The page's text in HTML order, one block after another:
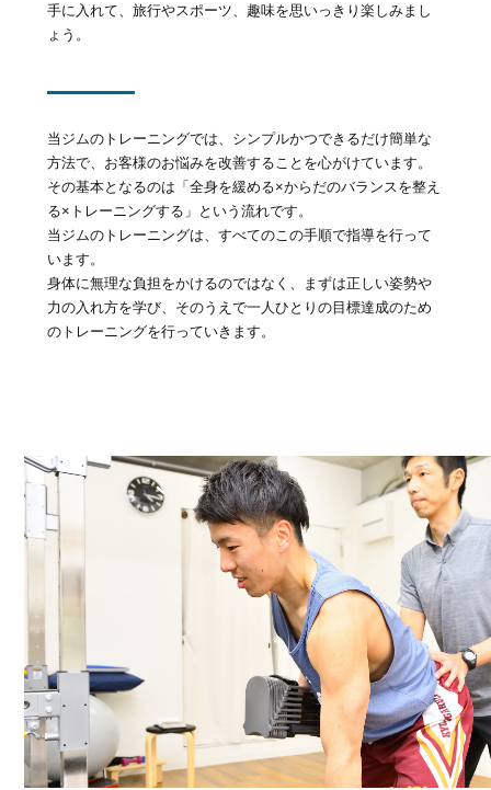
手に入れて、旅行やスポーツ、趣味を思いっきり楽しみまし
ょう。
当ジムのトレーニングでは、シンプルかつできるだけ簡単な
方法で、お客様のお悩みを改善することを心がけています。
その基本となるのは「全身を緩める×からだのバランスを整え
る×トレーニングする」という流れです。
当ジムのトレーニングは、すべてのこの手順で指導を行って
います。
身体に無理な負担をかけるのではなく、まずは正しい姿勢や
力の入れ方を学び、そのうえで一人ひとりの目標達成のため
のトレーニングを行っていきます。